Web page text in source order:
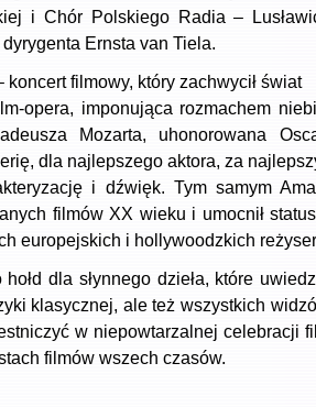
i Chór Polskiego Radia –
Ernsta van Tiela.
koncert filmowy, który zachwycił świat
opera, imponująca rozmachem
Mozarta, uhonorowana
dla najlepszego aktora, za
i dźwięk. Tym samym
filmów XX wieku i umocnił
europejskich i hollywoodzkich
dla słynnego dzieła, które
klasycznej, ale też wszystkich
w niepowtarzalnej celebracji
filmów wszech czasów.